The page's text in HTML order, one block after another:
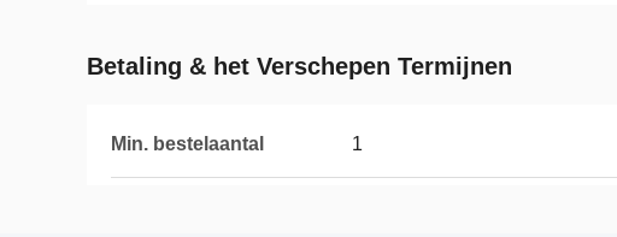
Betaling & het Verschepen Termijnen
Min. bestelaantal 1